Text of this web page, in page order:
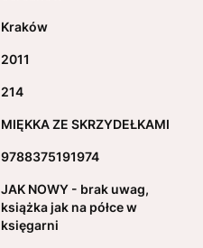
Kraków
2011
214
MIĘKKA ZE SKRZYDEŁKAMI
9788375191974
JAK NOWY - brak uwag,
książka jak na półce w
księgarni